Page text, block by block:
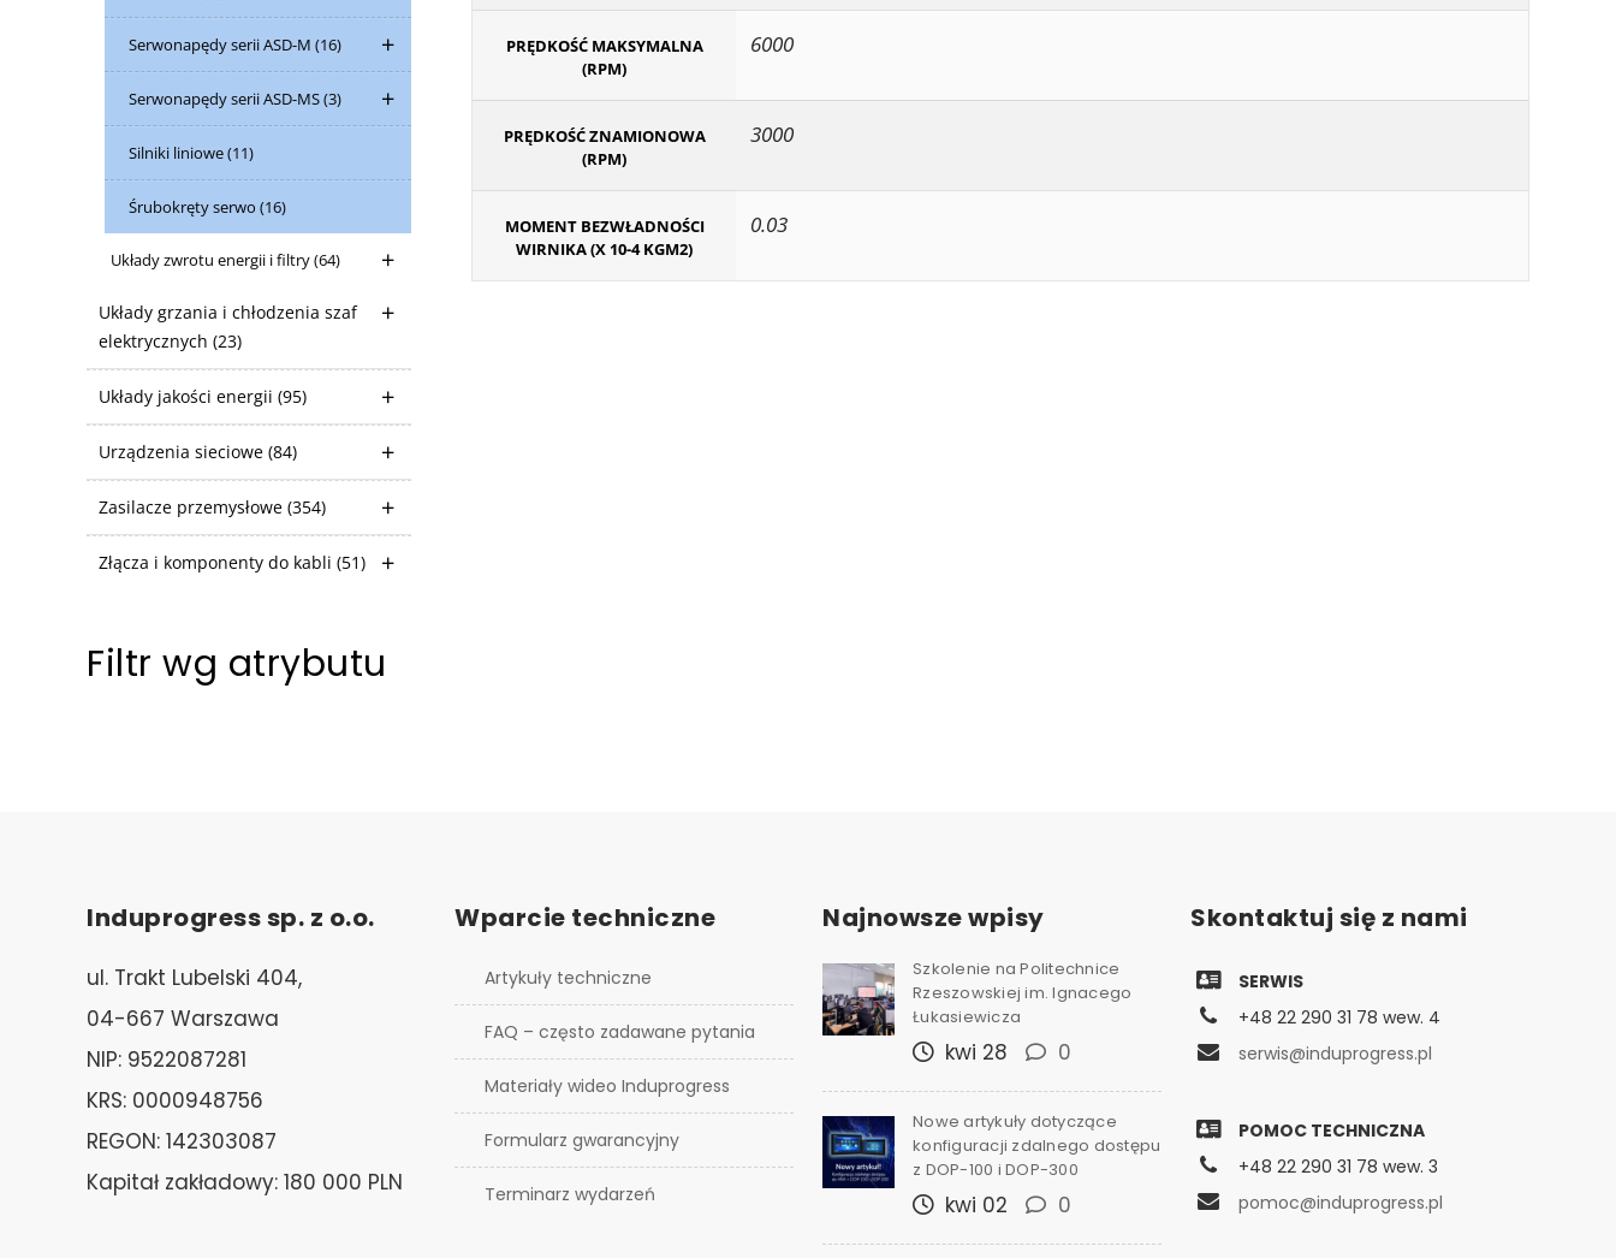
Serwonapędy serii ASD-M (16)
Serwonapędy serii ASD-MS(3)
Silniki liniowe(11)
Śrubokręty serwo (16)
Układy zwrotu energii i filtry(64)
Układy grzania i chłodzenia szaf
elektrycznych (23)
Układy jakości energii (95)
Urządzenia sieciowe (84)
Zasilacze przemysłowe (354)
Złącza i komponenty do kabli (51)
Filtr wg atrybutu
PRĘDKOŚĆ MAKSYMALNA
(RPM)
6000
PRĘDKOŚĆ ZNAMIONOWA
(RPM)
3000
MOMENT BEZWŁADNOŚCI
WIRNIKA (X 10-4 KGM2)
0.03
Induprogress sp. z o.o.
ul. Trakt Lubelski 404,
04-667 Warszawa
NIP: 9522087281
KRS: 0000948756
REGON: 142303087
Kapitał zakładowy: 180 000 PLN
Wparcie techniczne
Artykuły techniczne
FAQ – często zadawane pytania
Materiały wideo Induprogress
Formularz gwarancyjny
Terminarz wydarzeń
Najnowsze wpisy
Szkolenie na Politechnice
Rzeszowskiej im. Ignacego
Łukasiewicza
kwi 28 0
Nowe artykuły dotyczące
konfiguracji zdalnego dostępu
z DOP-100 i DOP-300
kwi 02 0
Skontaktuj się z nami
SERWIS
+48 22 290 31 78 wew. 4
serwis@induprogress.pl
POMOC TECHNICZNA
+48 22 290 31 78 wew. 3
pomoc@induprogress.pl